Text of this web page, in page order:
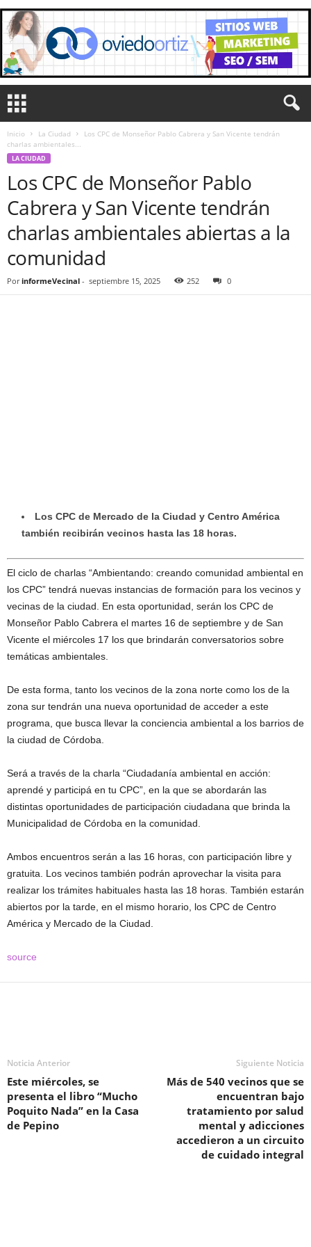
Inicio La Ciudad
Los CPC de Monseñor Pablo Cabrera y San Vicente tendrán
charlas ambientales...
LA CIUDAD
Los CPC de Monseñor Pablo
Cabrera y San Vicente tendrán
charlas ambientales abiertas a la
comunidad
Por informeVecinal - septiembre 15, 2025 252 0
Los CPC de Mercado de la Ciudad y Centro América
también recibirán vecinos hasta las 18 horas.
El ciclo de charlas “Ambientando: creando comunidad ambiental en
los CPC” tendrá nuevas instancias de formación para los vecinos y
vecinas de la ciudad. En esta oportunidad, serán los CPC de
Monseñor Pablo Cabrera el martes 16 de septiembre y de San
Vicente el miércoles 17 los que brindarán conversatorios sobre
temáticas ambientales.
De esta forma, tanto los vecinos de la zona norte como los de la
zona sur tendrán una nueva oportunidad de acceder a este
programa, que busca llevar la conciencia ambiental a los barrios de
la ciudad de Córdoba.
Será a través de la charla “Ciudadanía ambiental en acción:
aprendé y participá en tu CPC”, en la que se abordarán las
distintas oportunidades de participación ciudadana que brinda la
Municipalidad de Córdoba en la comunidad.
Ambos encuentros serán a las 16 horas, con participación libre y
gratuita. Los vecinos también podrán aprovechar la visita para
realizar los trámites habituales hasta las 18 horas. También estarán
abiertos por la tarde, en el mismo horario, los CPC de Centro
América y Mercado de la Ciudad.
source
Noticia Anterior
Este miércoles, se
presenta el libro “Mucho
Poquito Nada” en la Casa
de Pepino
Siguiente Noticia
Más de 540 vecinos que se
encuentran bajo
tratamiento por salud
mental y adicciones
accedieron a un circuito
de cuidado integral